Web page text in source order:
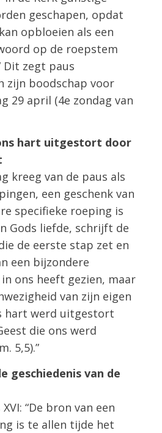
geschapen, opdat
kan opbloeien als een
op de roepstem
Dit zegt paus
zijn boodschap voor
29 april (4e zondag van
hart uitgestort door
kreeg van de paus als
een geschenk van
specifieke roeping is
Gods liefde, schrijft de
de eerste stap zet en
een bijzondere
ons heeft gezien, maar
van zijn eigen
hart werd uitgestort
die ons werd
5,5).”
geschiedenis van de
“De bron van een
is te allen tijde het